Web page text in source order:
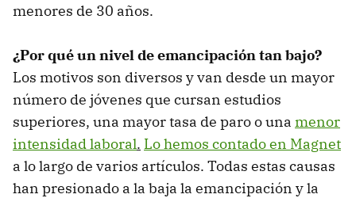
menores de 30 años.
¿Por qué un nivel de emancipación tan bajo?
Los motivos son diversos y van desde un mayor
número de jóvenes que cursan estudios
superiores, una mayor tasa de paro o una menor
intensidad laboral. Lo hemos contado en Magnet
a lo largo de varios artículos. Todas estas causas
han presionado a la baja la emancipación y la